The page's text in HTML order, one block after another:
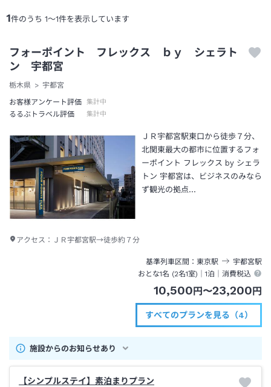
1件のうち 1～1件を表示しています
フォーポイント フレックス ｂｙ シェラト
ン 宇都宮
栃木県
宇都宮
お客様アンケート評価
集計中
るるぶトラベル評価 集計中
ＪＲ宇都宮駅東口から徒歩７分、
北関東最大の都市に位置するフォ
ーポイント フレックス by シェラ
トン 宇都宮は、ビジネスのみなら
ず観光の拠点…
アクセス： ＪＲ宇都宮駅→徒歩約７分
基準列車区間 東京駅 宇都宮駅
おとな1名 (2名1室)｜1泊 ｜消費税込
10,500 円 〜23,200 円
すべてのプランを見る（4）
施設からのお知らせあり
【シンプルステイ】素泊まりプラン